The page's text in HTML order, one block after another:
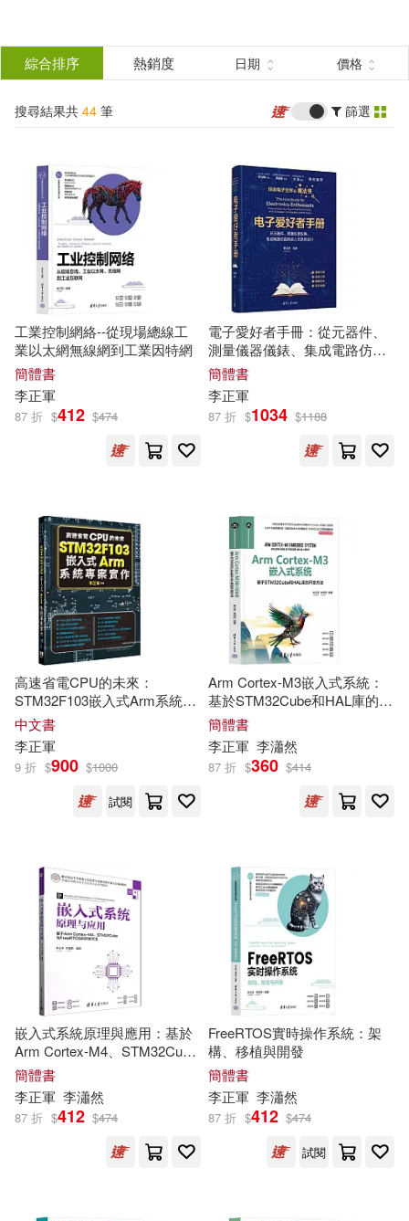
結
分類 (單選)
所有商品(44) 圖書(44)
作者 (可複選)
李正軍(24)
李正軍，李瀟然(11)
李瀟然(3)
李正軍，李瀟然（編著）(2)
劉長霞，李正軍（主編）(1)
方鋼軍等(1) 李正軍等(1)
李正軍，于波，楊晴（主編）(1)
李正軍，李瀟然（編）(1)
李正軍，柯聞秀（主編）(1)
李瀟然，李正軍(1)
機械工業出版社(18)
清華大學出版社(14)
中國華僑出版社(2)
上海科學普及出版社(1)
中國電力出版社(1)
人民郵電出版社(1)
光明日報出版社(1)
化學工業出版社(1)
北京理工大學出版社(1)
天津人民美術出版社(1)
深智數位(1)
航空工業出版社(1)
配送方式
可超商取貨(44)
可港澳店取(44)
可新加坡店取(44)
可菲律賓店取(44)
其他
現在可購買商品(8)
綜合排序 熱銷度 日期 價格
搜尋結果共 44 筆 篩選
工業控制網絡--從現場總線工
業以太網無線網到工業因特網
簡體書
李正軍
87 折 $412 $474
電子愛好者手冊：從元器件、
測量儀器儀錶、集成電路仿真
到嵌入式系統設計
簡體書
李正軍
87 折 $1034 $1188
高速省電CPU的未來：
STM32F103嵌入式Arm系統專
案實作
中文書
李正軍
9 折 $900 $1000
試閱
Arm Cortex-M3嵌入式系統：
基於STM32Cube和HAL庫的開
發方法
簡體書
李正軍 李瀟然
87 折 $360 $414
嵌入式系統原理與應用：基於
Arm Cortex-M4、STM32Cube
與FreeRTOS的開發方法
簡體書
李正軍 李瀟然
87 折 $412 $474
FreeRTOS實時操作系統：架
構、移植與開發
簡體書
李正軍 李瀟然
87 折 $412 $474
試閱